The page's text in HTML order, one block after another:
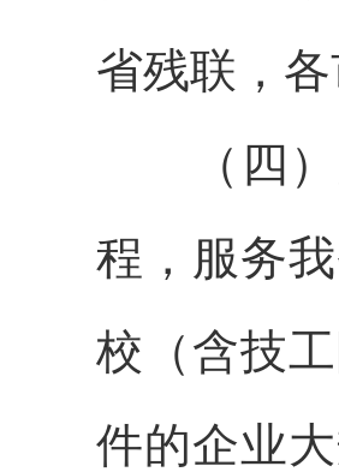
省残联，
（四）
程，服务
校（含技
件的企业